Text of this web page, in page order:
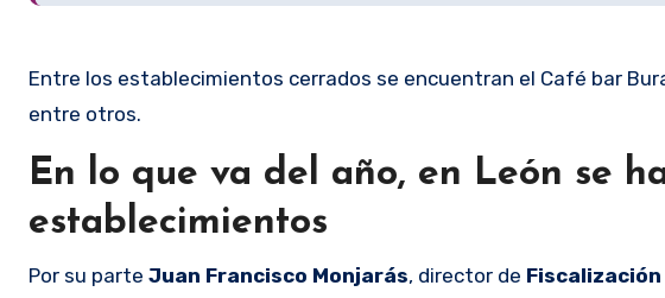
Entre los establecimientos cerrados se encuentran el Café bar
entre otros.
En lo que va del año, en León se
establecimientos
Por su parte Juan Francisco Monjarás, director de